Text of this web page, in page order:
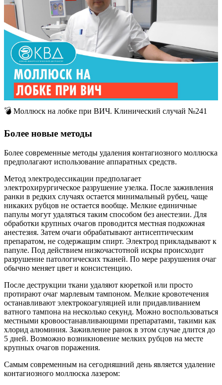
💣 Моллюск на лобке при ВИЧ. Клинический случай №241
Более новые методы
Более современные методы удаления контагиозного моллюска
предполагают использование аппаратных средств.
Метод электродессикации предполагает
электрохирургическое разрушение узелка. После заживления
ранки в редких случаях остается минимальный рубец, чаще
никаких рубцов не остается вообще. Мелкие единичные
папулы могут удаляться таким способом без анестезии. Для
обработки крупных очагов проводится местная подкожная
анестезия. Затем очаги обрабатывают антисептическим
препаратом, не содержащим спирт. Электрод прикладывают к
папуле. Под действием низкочастотной искры происходит
разрушение патологических тканей. По мере разрушения очаг
обычно меняет цвет и консистенцию.
После деструкции ткани удаляют кюреткой или просто
протирают очаг марлевым тампоном. Мелкие кровотечения
останавливают электрокоагуляцией или придавливанием
ватного тампона на несколько секунд. Можно воспользоваться
местными кровоостанавливающими препаратами, такими как
хлорид алюминия. Заживление ранок в этом случае длится до
5 дней. Возможно возникновение мелких рубцов на месте
крупных очагов поражения.
Самым современным на сегодняшний день является удаление
контагиозного моллюска лазером: